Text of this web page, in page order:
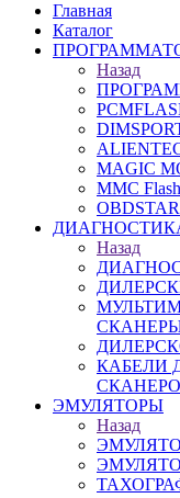
Главная
Каталог
Назад
MAGIC
MMC
OBDSTAR
Назад
КАБЕЛИ
ЭМУЛЯТОРЫ
Назад